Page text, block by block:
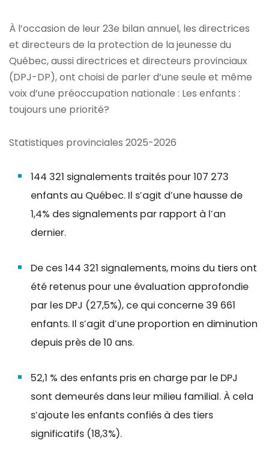
À l’occasion de leur 23e bilan annuel, les directrices
et directeurs de la protection de la jeunesse du
Québec, aussi directrices et directeurs provinciaux
(DPJ-DP), ont choisi de parler d’une seule et même
voix d’une préoccupation nationale : Les enfants :
toujours une priorité?
Statistiques provinciales 2025-2026
144 321 signalements traités pour 107 273
enfants au Québec. Il s’agit d’une hausse de
1,4% des signalements par rapport à l’an
dernier.
De ces 144 321 signalements, moins du tiers ont
été retenus pour une évaluation approfondie
par les DPJ (27,5%), ce qui concerne 39 661
enfants. Il s’agit d’une proportion en diminution
depuis près de 10 ans.
52,1 % des enfants pris en charge par le DPJ
sont demeurés dans leur milieu familial. À cela
s’ajoute les enfants confiés à des tiers
significatifs (18,3%).